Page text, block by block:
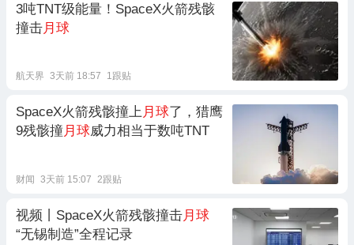
3吨TNT级能量！SpaceX火箭残骸
撞击月球
航天界 3天前 18:57 1跟贴
SpaceX火箭残骸撞上 月球了，猎鹰
9残骸撞月球威力相当于数吨TNT
财闻 3天前 15:07 2跟贴
视频丨SpaceX火箭残骸撞击月球
“无锡制造”全程记录